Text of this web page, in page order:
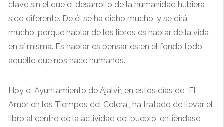
clave sin el que el desarrollo de la humanidad hubiera
sido diferente. De él se ha dicho mucho, y se dirá
mucho, porque hablar de los libros es hablar de la vida
en sí misma. Es hablar, es pensar, es en el fondo todo
aquello que nos hace humanos.
Hoy el Ayuntamiento de Ajalvir, en estos días de “El
Amor en los Tiempos del Colera”, ha tratado de llevar el
libro al centro de la actividad del pueblo, entiéndase